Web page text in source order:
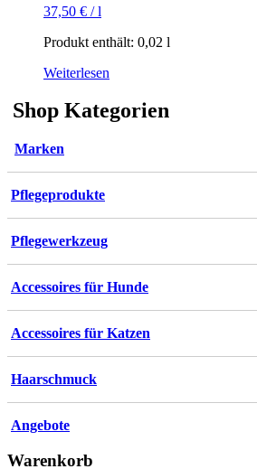
Produktseite
37,50 € /l
Produkt enthält: 0,02 l
Weiterlesen
Shop Kategorien
Marken
Pflegeprodukte
Pflegewerkzeug
Accessoires für Hunde
Accessoires für Katzen
Haarschmuck
Angebote
Warenkorb